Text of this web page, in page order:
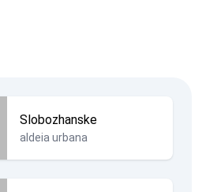
Slobozhanske
aldeia urbana